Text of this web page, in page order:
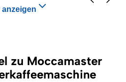
anzeigen
zu Moccamaster